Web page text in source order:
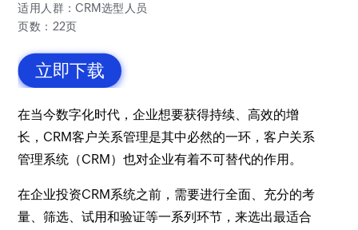
适用人群：CRM选型人员
页数：22页
立即下载
在当今数字化时代，企业想要获得持续、高效的增
长，CRM客户关系管理是其中必然的一环，客户关系
管理系统（CRM）也对企业有着不可替代的作用。
在企业投资CRM系统之前，需要进行全面、充分的考
量、筛选、试用和验证等一系列环节，来选出最适合